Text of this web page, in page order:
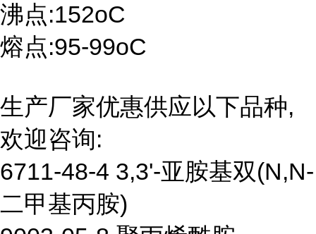
沸点:152oC
熔点:95-99oC
生产厂家优惠供应以下品种,
欢迎咨询:
6711-48-4 3,3'-亚胺基双(N,N-
二甲基丙胺)